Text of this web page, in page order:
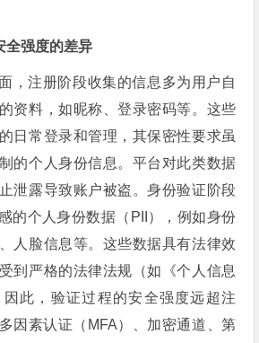
全强度的差异
，注册阶段收集的信息多为用户自
资料，如昵称、登录密码等。这些
日常登录和管理，其保密性要求虽
的个人身份信息。平台对此类数据
泄露导致账户被盗。身份验证阶段
的个人身份数据（PII），例如身份
人脸信息等。这些数据具有法律效
到严格的法律法规（如《个人信息
此，验证过程的安全强度远超注
因素认证（MFA）、加密通道、第